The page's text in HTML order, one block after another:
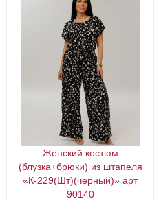
Женский костюм
(блузка+брюки) из штапеля
«К-229(Шт)(черный)» арт
90140